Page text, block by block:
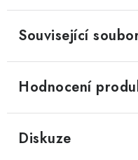
Související
Hodnocení
Diskuze